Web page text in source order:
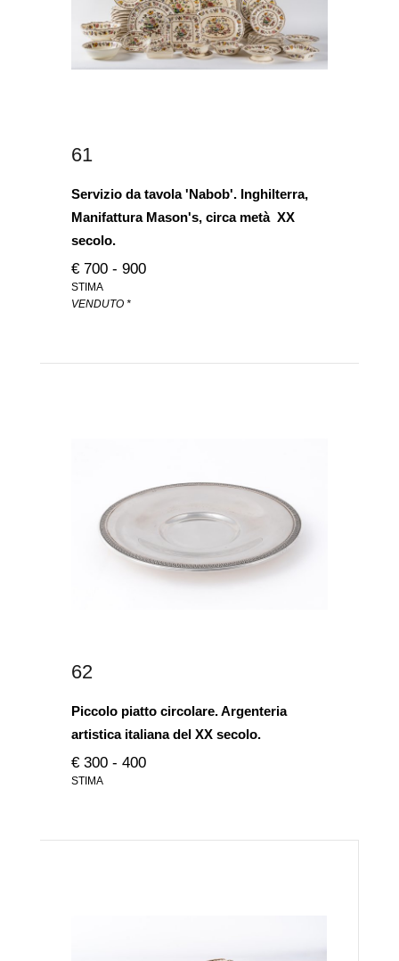
61
Servizio da tavola 'Nabob'. Inghilterra,
Manifattura Mason's, circa metà XX
secolo.
€ 700 - 900
STIMA
VENDUTO *
62
Piccolo piatto circolare. Argenteria
artistica italiana del XX secolo.
€ 300 - 400
STIMA